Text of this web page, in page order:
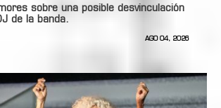
sobre una posible desvinculación
de la banda.
AGO 04, 2026